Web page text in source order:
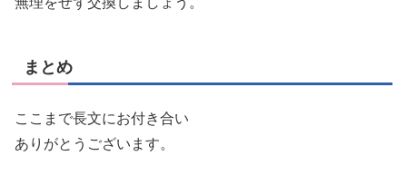
まとめ
ここまで長文にお付き合い
ありがとうございます。